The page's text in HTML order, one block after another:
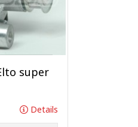
super
Details